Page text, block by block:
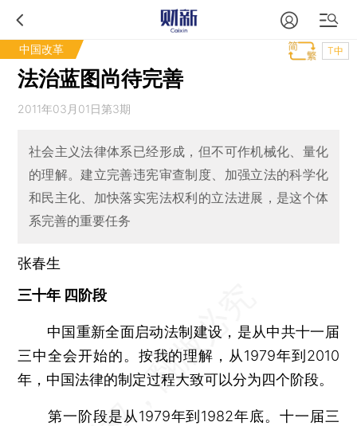
中国改革 T中
法治蓝图尚待完善
2011年03月01日第3期
社会主义法律体系已经形成，但不可作机械化、量化
的理解。建立完善违宪审查制度、加强立法的科学化
和民主化、加快落实宪法权利的立法进展，是这个体
系完善的重要任务
张春生
三十年 四阶段
中国重新全面启动法制建设，是从中共十一届
三中全会开始的。按我的理解，从1979年到2010
年，中国法律的制定过程大致可以分为四个阶段。
第一阶段是从1979年到1982年底。十一届三